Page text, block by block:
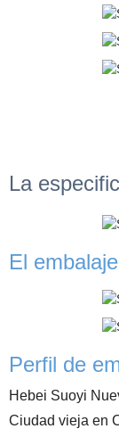
La
El
Perfil de
Hebei Suoyi
Ciudad vieja en